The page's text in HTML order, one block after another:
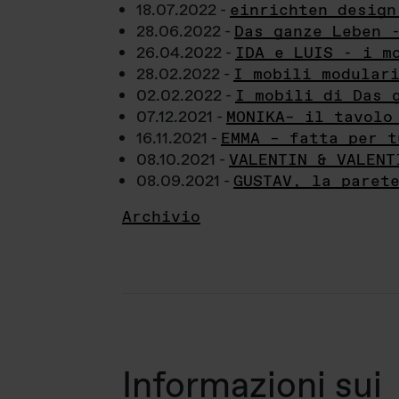
18.07.2022 - einrichten
28.06.2022 - Das ganze
26.04.2022 - IDA e LUIS - i
28.02.2022 - I mobili
02.02.2022 - I mobili di Das
07.12.2021 - MONIKA– il
16.11.2021 - EMMA – fatta
08.10.2021 - VALENTIN &
08.09.2021 - GUSTAV, la
Archivio
Informazioni sui